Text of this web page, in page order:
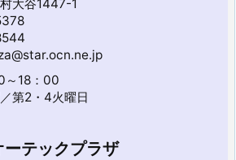
大谷1447-1
～18：00
第2・4火曜日
ーテックプラザ